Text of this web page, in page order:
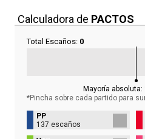
Calculadora de PACTOS
Total Escaños: 0
Mayoría absoluta:
*Pincha sobre cada partido para
PP
137 escaños